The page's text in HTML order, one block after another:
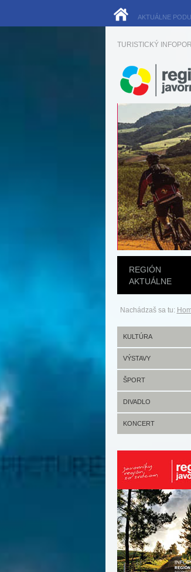
AKTUÁLNE
TURISTICKÝ
REGIÓN
AKTUÁLNE
Nachádzaš sa tu:
KULTÚRA
VÝSTAVY
ŠPORT
DIVADLO
KONCERT